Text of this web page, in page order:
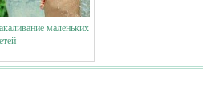
маленьких